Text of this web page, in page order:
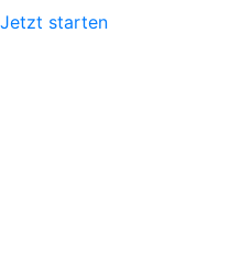
Jetzt starten